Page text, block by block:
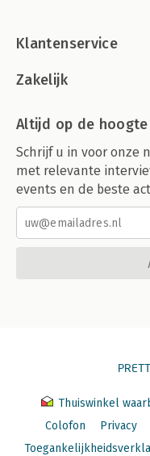
Klantenservice
Zakelijk
Altijd op de hoogte
Schrijf u in voor onze
met relevante
events en de beste
Thuiswinkel
Colofon
Privacy